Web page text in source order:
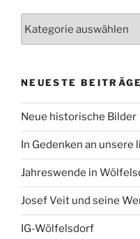
NEUESTE BEITRÄGE
Neue historische Bilder
In Gedenken an
Jahreswende in
Josef Veit und seine
IG-Wölfelsdorf